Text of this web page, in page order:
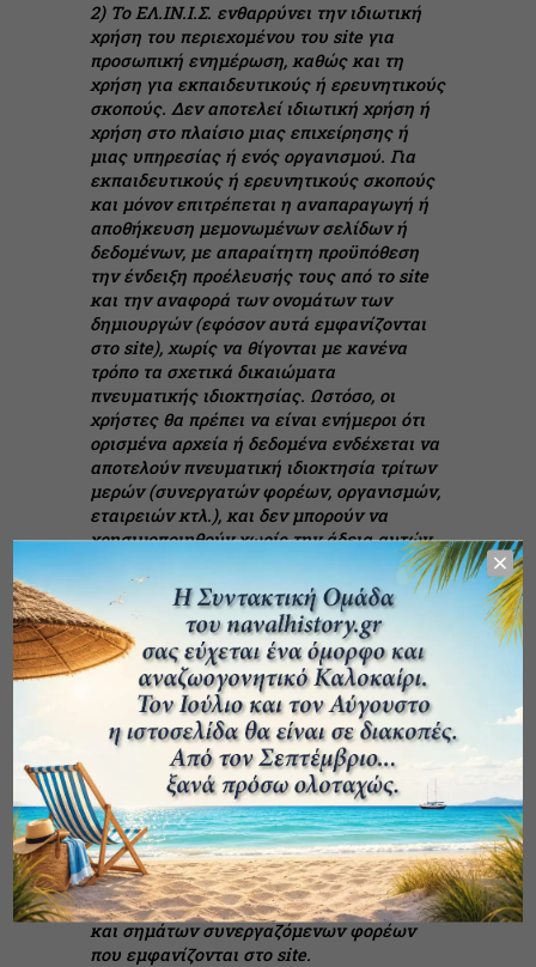
2) Το ΕΛ.ΙΝ.Ι.Σ. ενθαρρύνει την ιδιωτική
χρήση του περιεχομένου του site για
προσωπική ενημέρωση, καθώς και τη
χρήση για εκπαιδευτικούς ή ερευνητικούς
σκοπούς. Δεν αποτελεί ιδιωτική χρήση ή
χρήση στο πλαίσιο μιας επιχείρησης ή
μιας υπηρεσίας ή ενός οργανισμού. Για
εκπαιδευτικούς ή ερευνητικούς σκοπούς
και μόνον επιτρέπεται η αναπαραγωγή ή
αποθήκευση μεμονωμένων σελίδων ή
δεδομένων, με απαραίτητη προϋπόθεση
την ένδειξη προέλευσής τους από το site
και την αναφορά των ονομάτων των
δημιουργών (εφόσον αυτά εμφανίζονται
στο site), χωρίς να θίγονται με κανένα
τρόπο τα σχετικά δικαιώματα
πνευματικής ιδιοκτησίας. Ωστόσο, οι
χρήστες θα πρέπει να είναι ενήμεροι ότι
ορισμένα αρχεία ή δεδομένα ενδέχεται να
αποτελούν πνευματική ιδιοκτησία τρίτων
μερών (συνεργατών φορέων, οργανισμών,
εταιρειών κτλ.), και δεν μπορούν να
χρησιμοποιηθούν χωρίς την άδεια αυτών
των τρίτων μερών (που ενδέχεται να
αναγράφονται στη σχετική ένδειξη του
site).
3) Απαγορεύεται αυστηρά η αποθήκευση,
αναπαραγωγή, αναδημοσίευση, μετάδοση
ή διανομή οποιοδήποτε τμήματος του
περιεχομένου του site για εμπορικούς
σκοπούς ή για οποιαδήποτε άλλη χρήση
που δεν εμπίπτει στην παράγραφο 2.
4) Απαγορεύεται αυστηρά η αποθήκευση,
αναπαραγωγή, αναδημοσίευση, μετάδοση
ή διανομή κατατεθειμένων σημάτων ή
σημάτων υπηρεσιών του ΕΛ.ΙΝ.Ι.Σ., καθώς
και σημάτων συνεργαζόμενων φορέων
που εμφανίζονται στο site.